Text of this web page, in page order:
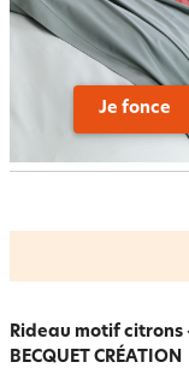
Rideau motif citrons
BECQUET CRÉATION
Je fonce